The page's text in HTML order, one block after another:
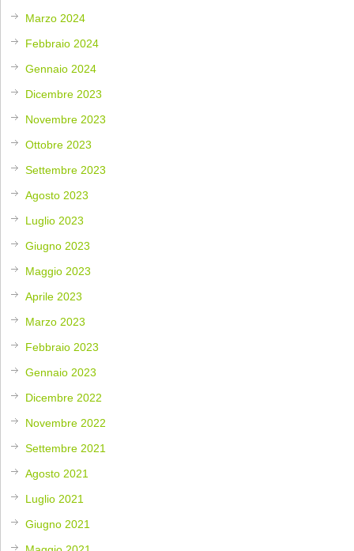
Marzo 2024
Febbraio 2024
Gennaio 2024
Dicembre 2023
Novembre 2023
Ottobre 2023
Settembre 2023
Agosto 2023
Luglio 2023
Giugno 2023
Maggio 2023
Aprile 2023
Marzo 2023
Febbraio 2023
Gennaio 2023
Dicembre 2022
Novembre 2022
Settembre 2021
Agosto 2021
Luglio 2021
Giugno 2021